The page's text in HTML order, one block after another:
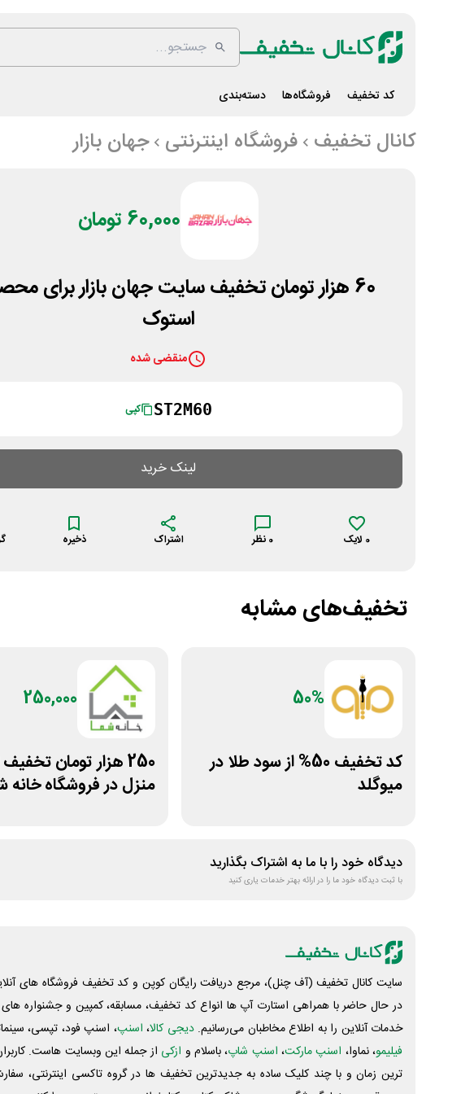
کد تخفیف فروشگاه‌ها دسته‌بندی
کانال تخفیف فروشگاه اینترنتی جهان بازار
60,000 تومان
60 هزار تومان تخفیف سایت جهان بازار برای
استوک
منقضی شده
ST2M60 کپی
لینک خرید
0 لایک 0 نظر اشتراک ذخیره
تخفیف‌های مشابه
50%
کد تخفیف 50% از سود طلا در
میوگلد
250,000
250 هزار تومان
منزل در فروشگاه خانه
دیدگاه خود را با ما به اشتراک بگذارید
با ثبت دیدگاه خود ما را در ارائه بهتر خدمات یاری کنید
سایت کانال تخفیف (آف چنل)، مرجع دریافت رایگان کوپن و کد تخفیف فروشگاه های
در حال حاضر با همراهی استارت آپ ها انواع کد تخفیف، مسابقه، کمپین و جشنواره های
خدمات آنلاین را به اطلاع مخاطبان می‌رسانیم. دیجی کالا، اسنپ، اسنپ فود، تپسی،
فیلیمو، نماوا، اسنپ مارکت، اسنپ شاپ، باسلام و ازکی از جمله این وبسایت ‌هاست.
ترین زمان و با چند کلیک ساده به جدیدترین تخفیف ها در گروه تاکسی اینترنتی، سفارش